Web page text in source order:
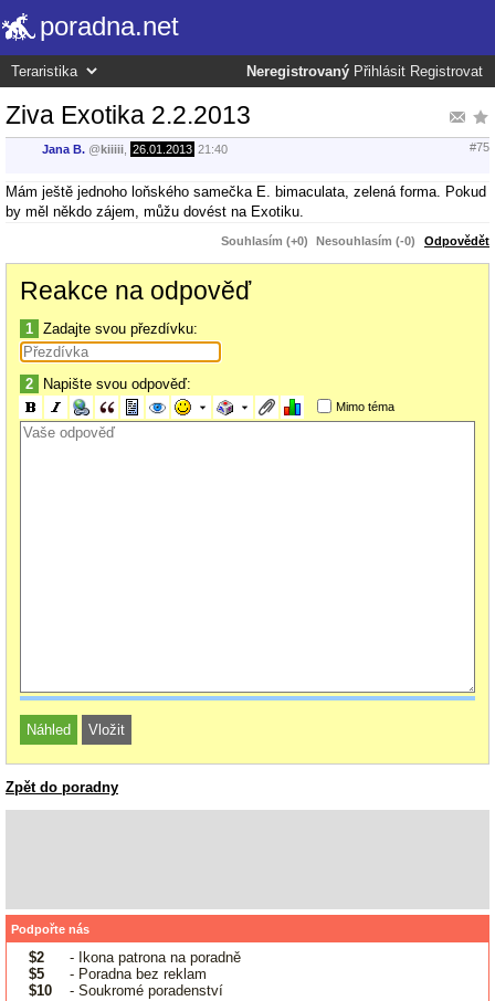
poradna.net
Neregistrovaný Přihlásit Registrovat
Ziva Exotika 2.2.2013
Jana B. @kiiiii 26.01.2013 21:40 #75
Mám ještě jednoho loňského samečka E. bimaculata, zelená forma. Pokud
by měl někdo zájem, můžu dovést na Exotiku.
Souhlasím (+0) Nesouhlasím (-0) Odpovědět
Reakce na odpověď
1 Zadajte svou přezdívku:
2 Napište svou odpověď:
Mimo téma
Zpět do poradny
Podpořte nás
$2
- Ikona patrona na poradně
$5
- Poradna bez reklam
$10
- Soukromé poradenství